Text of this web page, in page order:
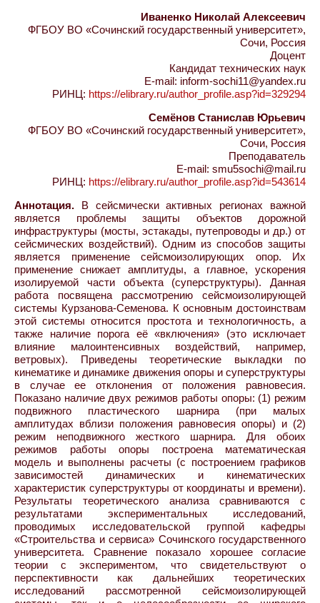
Иваненко Николай Алексеевич
ФГБОУ ВО «Сочинский государственный университет»,
Сочи, Россия
Доцент
Кандидат технических наук
E-mail: inform-sochi11@yandex.ru
РИНЦ: https://elibrary.ru/author_profile.asp?id=329294
Семёнов Станислав Юрьевич
ФГБОУ ВО «Сочинский государственный университет»,
Сочи, Россия
Преподаватель
E-mail: smu5sochi@mail.ru
РИНЦ: https://elibrary.ru/author_profile.asp?id=543614
Аннотация. В сейсмически активных регионах важной
является проблемы защиты объектов дорожной
инфраструктуры (мосты, эстакады, путепроводы и др.) от
сейсмических воздействий). Одним из способов защиты
является применение сейсмоизолирующих опор. Их
применение снижает амплитуды, а главное, ускорения
изолируемой части объекта (суперструктуры). Данная
работа посвящена рассмотрению сейсмоизолирующей
системы Курзанова-Семенова. К основным достоинствам
этой системы относится простота и технологичность, а
также наличие порога её «включения» (это исключает
влияние малоинтенсивных воздействий, например,
ветровых). Приведены теоретические выкладки по
кинематике и динамике движения опоры и суперструктуры
в случае ее отклонения от положения равновесия.
Показано наличие двух режимов работы опоры: (1) режим
подвижного пластического шарнира (при малых
амплитудах вблизи положения равновесия опоры) и (2)
режим неподвижного жесткого шарнира. Для обоих
режимов работы опоры построена математическая
модель и выполнены расчеты (с построением графиков
зависимостей динамических и кинематических
характеристик суперструктуры от координаты и времени).
Результаты теоретического анализа сравниваются с
результатами экспериментальных исследований,
проводимых исследовательской группой кафедры
«Строительства и сервиса» Сочинского государственного
университета. Сравнение показало хорошее согласие
теории с экспериментом, что свидетельствуют о
перспективности как дальнейших теоретических
исследований рассмотренной сейсмоизолирующей